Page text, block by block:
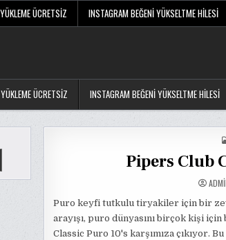
ÜCRETSIZ INSTAGRAM BEĞENI YÜKSELTME HILESI
ÜCRETSIZ INSTAGRAM BEĞENI YÜKSELTME HILESI
Pipers Club
Puro keyfi tutkulu tiryakiler için bir
arayışı, puro dünyasını birçok kişi
Classic Puro 10's karşımıza çıkıyor.